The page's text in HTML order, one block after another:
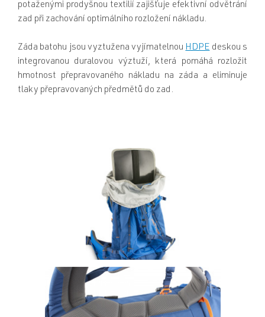
potaženými prodyšnou textilií zajišťuje efektivní odvětrání
zad při zachování optimálního rozložení nákladu.
Záda batohu jsou vyztužena vyjímatelnou HDPE deskou s
integrovanou duralovou výztuží, která pomáhá rozložit
hmotnost přepravovaného nákladu na záda a eliminuje
tlaky přepravovaných předmětů do zad.